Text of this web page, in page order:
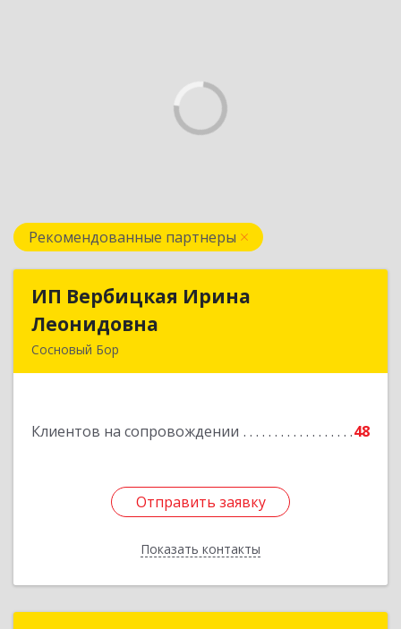
Рекомендованные партнеры
ИП Вербицкая Ирина
Леонидовна
Сосновый Бор
Клиентов на сопровождении 48
Отправить заявку
Показать контакты
ИП Вербицкая Ирина
Подробнее
Отправить заявку
Назад